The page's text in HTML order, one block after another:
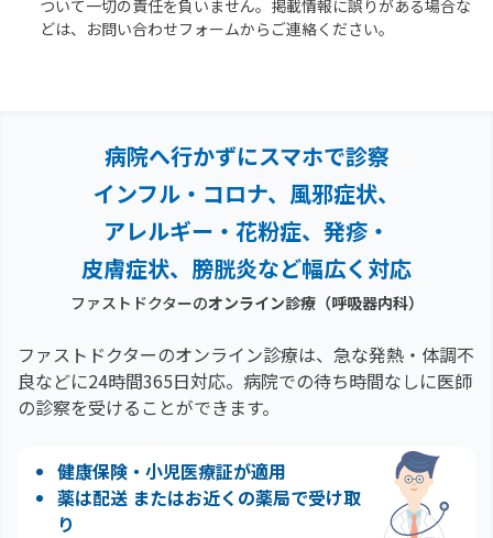
ついて一切の責任を負いません。掲載情報に誤りがある場合な
どは、お問い合わせフォームからご連絡ください。
病院へ行かずにスマホで診察
インフル・コロナ、風邪症状、
アレルギー・花粉症、 発疹・
皮膚症状、膀胱炎など幅広く対応
ファストドクターのオンライン診療（呼吸器内科）
ファストドクターのオンライン診療は、急な発熱・体調不
良などに24時間365日対応。 病院での待ち時間なしに医師
の診察を受けることができます。
健康保険・小児医療証が適用
薬は配送 またはお近くの薬局で受け取
り